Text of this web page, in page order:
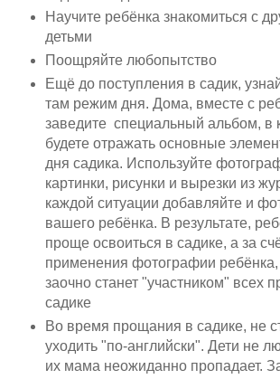
Научите ребёнка знакомиться с
детьми
Поощряйте любопытство
Ещё до поступления в садик,
там режим дня. Дома, вместе с
заведите специальный альбом, в
будете отражать основные
дня садика. Используйте
картинки, рисунки и вырезки из
каждой ситуации добавляйте и
вашего ребёнка. В результате,
проще освоиться в садике, а за
применения фотографии
заочно станет "участником" всех
садике
Во время прощания в садике, не
уходить "по-английски". Дети не
их мама неожиданно пропадает.